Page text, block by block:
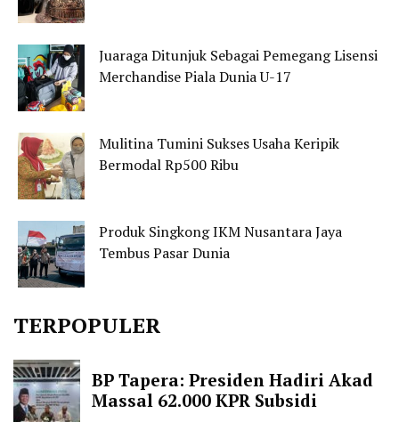
Juaraga Ditunjuk Sebagai Pemegang Lisensi
Merchandise Piala Dunia U-17
Mulitina Tumini Sukses Usaha Keripik
Bermodal Rp500 Ribu
Produk Singkong IKM Nusantara Jaya
Tembus Pasar Dunia
TERPOPULER